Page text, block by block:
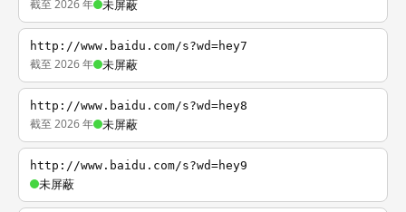
截至 2026 年 未屏蔽
http://www.baidu.com/s?wd=hey7
截至 2026 年 未屏蔽
http://www.baidu.com/s?wd=hey8
截至 2026 年 未屏蔽
http://www.baidu.com/s?wd=hey9
未屏蔽